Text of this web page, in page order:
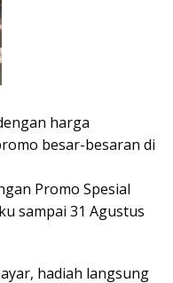
harga
besar-besaran di
Promo Spesial
sampai 31 Agustus
hadiah langsung